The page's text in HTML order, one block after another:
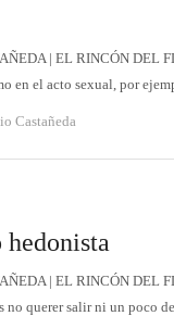
| EL RINCÓN DEL
en el acto sexual, por
Castañeda
| EL RINCÓN DEL
no querer salir ni un poco